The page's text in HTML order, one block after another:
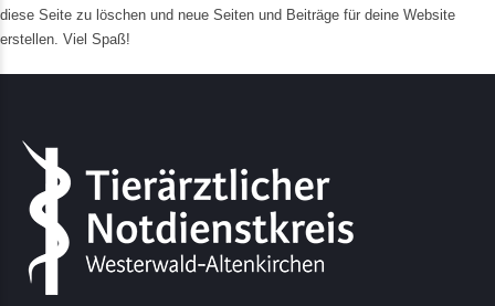
diese Seite zu löschen und neue Seiten und Beiträge für deine Website
erstellen. Viel Spaß!